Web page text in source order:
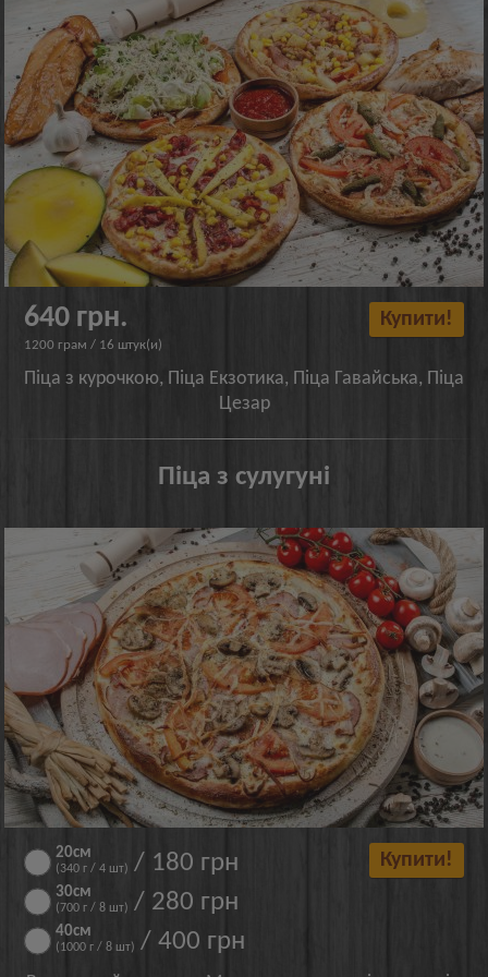
640 грн.
1200 грам / 16 штук(и)
Купити!
Піца з курочкою, Піца Екзотика, Піца Гавайська, Піца
Цезар
Піца з сулугуні
20см
(340 г / 4 шт) / 180 грн
30см
(700 г / 8 шт) / 280 грн
40см
(1000 г / 8 шт) / 400 грн
Купити!